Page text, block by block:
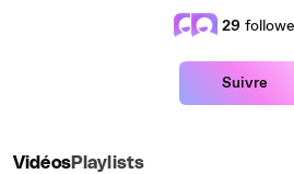
29
Suivre
VidéosPlaylists